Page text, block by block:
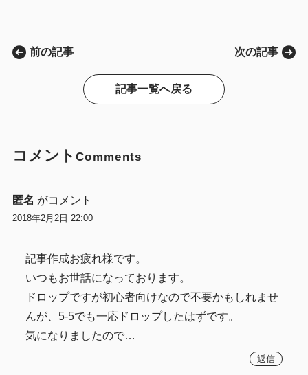
前の記事
記事一覧へ戻る
次の記事
コメント Comments
匿名 がコメント
2018年2月2日 22:00
記事作成お疲れ様です。
いつもお世話になっております。
ドロップですが初心者向けなので不要かもしれませ
んが、5-5でも一応ドロップしたはずです。
気になりましたので…
返信